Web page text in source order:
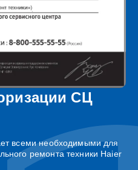
СЦ
всеми необходимыми для
ремонта техники Haier